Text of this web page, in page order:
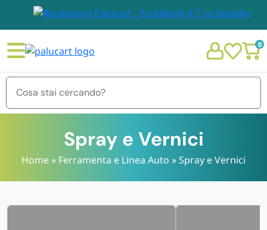
0
Spray e Vernici
Home » Ferramenta e Linea Auto »Spray e Vernici